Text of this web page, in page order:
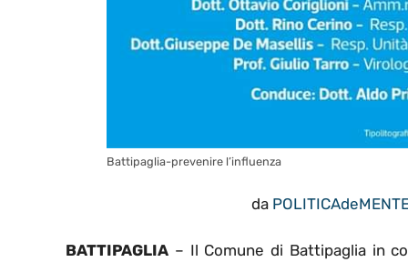
Battipaglia-prevenire l’influenza
da
BATTIPAGLIA – Il Comune di Battipaglia in